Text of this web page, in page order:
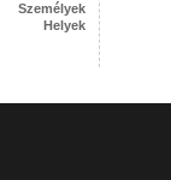
Személyek
Helyek